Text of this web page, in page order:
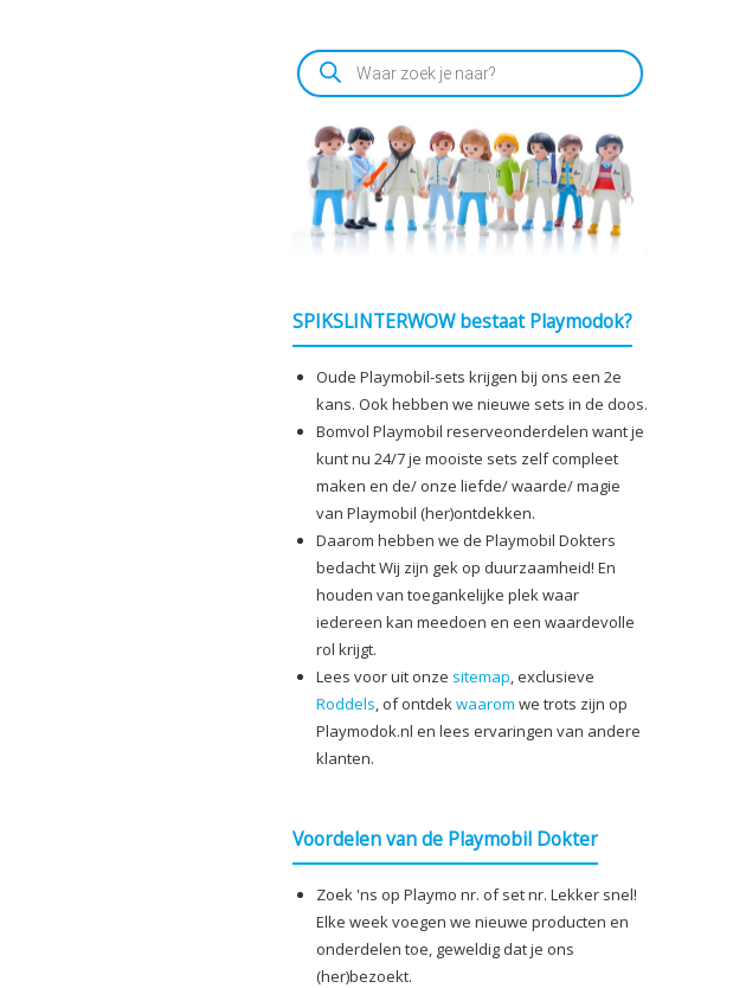
Producten
zoeken
SPIKSLINTERWOW bestaat Playmodok?
Oude Playmobil-sets krijgen bij ons een 2e
kans. Ook hebben we nieuwe sets in de doos.
Bomvol Playmobil reserveonderdelen want je
kunt nu 24/7 je mooiste sets zelf compleet
maken en de/ onze liefde/ waarde/ magie
van Playmobil (her)ontdekken.
Daarom hebben we de Playmobil Dokters
bedacht Wij zijn gek op duurzaamheid! En
houden van toegankelijke plek waar
iedereen kan meedoen en een waardevolle
rol krijgt.
Lees voor uit onze sitemap, exclusieve
Roddels, of ontdekwaarom we trots zijn op
Playmodok.nl en lees ervaringen van andere
klanten.
Voordelen van de Playmobil Dokter
Zoek 'ns op Playmo nr. of set nr. Lekker snel!
Elke week voegen we nieuwe producten en
onderdelen toe, geweldig dat je ons
(her)bezoekt.